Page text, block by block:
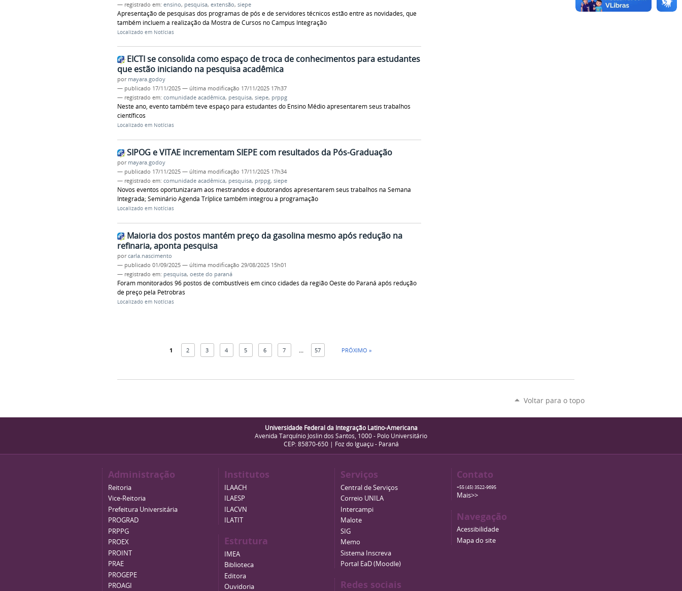
— registrado em: ensino, pesquisa, extensão, siepe
Apresentação de pesquisas dos programas de pós e de servidores técnicos estão entre as novidades, que
também incluem a realização da Mostra de Cursos no Campus Integração
Localizado em Notícias
EICTI se consolida como espaço de troca de conhecimentos para estudantes
que estão iniciando na pesquisa acadêmica
por mayara.godoy
— publicado 17/11/2025 — última modificação 17/11/2025 17h37
— registrado em: comunidade acadêmica, pesquisa, siepe, prppg
Neste ano, evento também teve espaço para estudantes do Ensino Médio apresentarem seus trabalhos
científicos
Localizado em Notícias
SIPOG e VITAE incrementam SIEPE com resultados da Pós-Graduação
por mayara.godoy
— publicado 17/11/2025 — última modificação 17/11/2025 17h34
— registrado em: comunidade acadêmica, pesquisa, prppg, siepe
Novos eventos oportunizaram aos mestrandos e doutorandos apresentarem seus trabalhos na Semana
Integrada; Seminário Agenda Tríplice também integrou a programação
Localizado em Notícias
Maioria dos postos mantém preço da gasolina mesmo após redução na
refinaria, aponta pesquisa
porcarla.nascimento
— publicado 01/09/2025 — última modificação 29/08/2025 15h01
— registrado em: pesquisa, oeste do paraná
Foram monitorados 96 postos de combustíveis em cinco cidades da região Oeste do Paraná após redução
de preço pela Petrobras
Localizado em Notícias
1 2 3 4 5 6 7 57 PRÓXIMO »
Voltar para o topo
Universidade Federal da Integração Latino-Americana
Avenida Tarquínio Joslin dos Santos, 1000 - Polo Universitário
CEP: 85870-650 | Foz do Iguaçu - Paraná
Administração
Reitoria
Vice-Reitoria
Prefeitura Universitária
PROGRAD
PRPPG
PROEX
PROINT
PRAE
PROGEPE
PROAGI
Institutos
ILAACH
ILAESP
ILACVN
ILATIT
Estrutura
IMEA
Biblioteca
Editora
Ouvidoria
Serviços
Central de Serviços
Correio UNILA
Intercampi
Malote
SIG
Memo
Sistema Inscreva
Portal EaD (Moodle)
Redes sociais
Contato
+55 (45) 3522-9695
Mais>>
Navegação
Acessibilidade
Mapa do site